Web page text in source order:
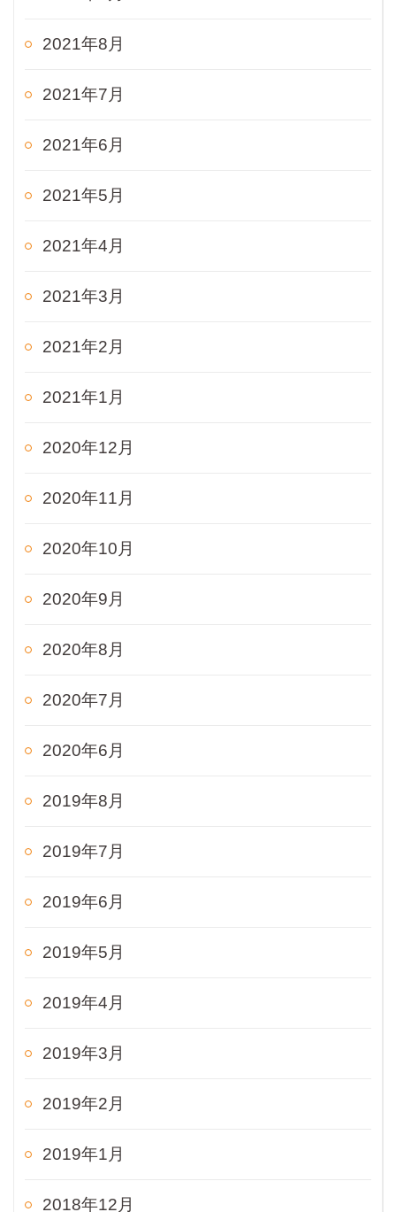
2021年8月
2021年7月
2021年6月
2021年5月
2021年4月
2021年3月
2021年2月
2021年1月
2020年12月
2020年11月
2020年10月
2020年9月
2020年8月
2020年7月
2020年6月
2019年8月
2019年7月
2019年6月
2019年5月
2019年4月
2019年3月
2019年2月
2019年1月
2018年12月